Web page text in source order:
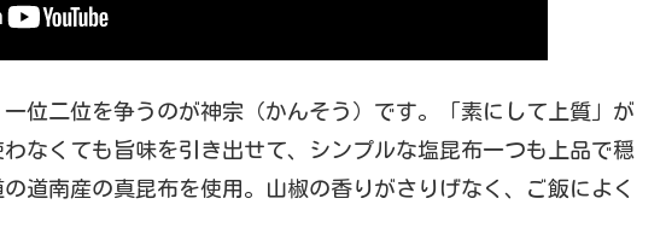
位二位を争うのが神宗（かんそう）です。「素にして上質」が
なくても旨味を引き出せて、シンプルな塩昆布一つも上品で穏
道南産の真昆布を使用。山椒の香りがさりげなく、ご飯によく